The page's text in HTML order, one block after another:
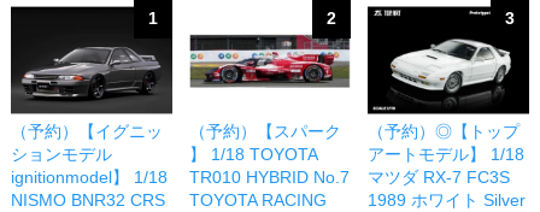
1
（予約）【イグニッ
ションモデル
ignitionmodel】 1/18
NISMO BNR32 CRS
2
（予約）【スパーク
】 1/18 TOYOTA
TR010 HYBRID No.7
TOYOTA RACING
3
（予約）◎【トップ
アートモデル】 1/18
マツダ RX-7 FC3S
1989 ホワイト Silver